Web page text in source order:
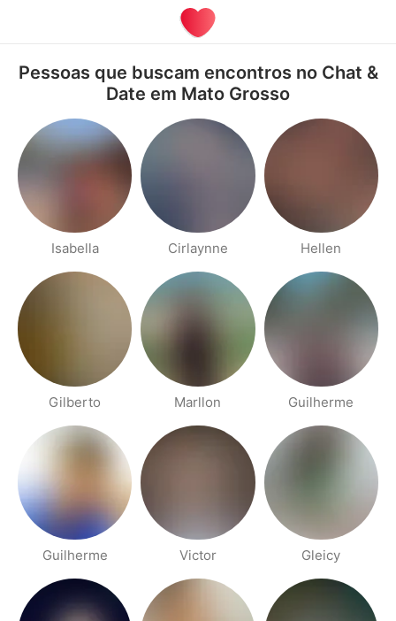
Pessoas que buscam encontros no Chat &
Date em Mato Grosso
Isabella Cirlaynne Hellen
Gilberto Marllon Guilherme
Guilherme Victor Gleicy